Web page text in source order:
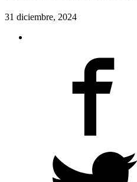
31 diciembre, 2024